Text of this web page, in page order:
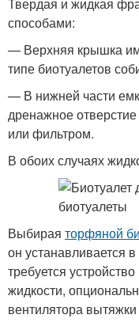
способами:
— Верхняя крышка
типе биотуалетов
— В нижней части
дренажное
или фильтром.
В обоих случаях
Выбирая торфяной
он устанавливается
требуется
жидкости,
вентилятора вытяжки